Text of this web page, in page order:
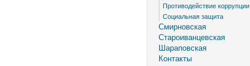
Противодействие коррупции
Социальная защита
Смирновская
Староиванцевская
Шараповская
Контакты